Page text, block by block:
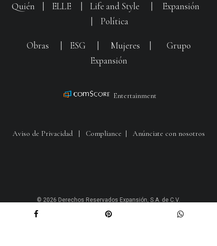
Quién ELLE Life and Style
Expansión
Política
Obras ESG Mujeres
Grupo
Expansión
Entertainment
Aviso de Privacidad| Compliance Anúnciate con nosotros
© 2026 Derechos Reservados Expansión, S.A. de C.V.